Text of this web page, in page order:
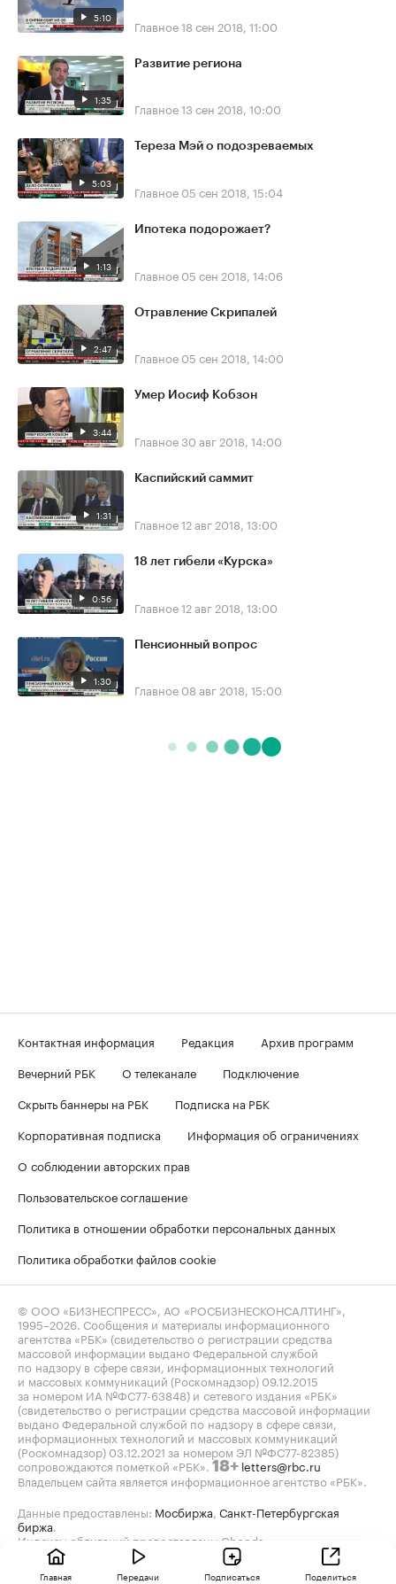
5:10 Главное18 сен 2018, 11:00
1:35
Развитие региона
Главное13 сен 2018, 10:00
5:03
Тереза Мэй о подозреваемых
Главное 05 сен 2018, 15:04
1:13
Ипотека подорожает?
Главное 05 сен 2018, 14:06
2:47
Отравление Скрипалей
Главное 05 сен 2018, 14:00
3:44
Умер Иосиф Кобзон
Главное30 авг 2018, 14:00
1:31
Каспийский саммит
Главное12 авг 2018, 13:00
0:56
18 лет гибели «Курска»
Главное12 авг 2018, 13:00
1:30
Пенсионный вопрос
Главное 08 авг 2018, 15:00
Контактная информация Редакция
Архив программ
Вечерний РБК
О телеканале
Подключение
Скрыть баннеры на РБК
Подписка на РБК
Корпоративная подписка
Информация об ограничениях
О соблюдении авторских прав
Пользовательское соглашение
Политика в отношении обработки персональных данных
Политика обработки файлов cookie
© ООО «БИЗНЕСПРЕСС», АО «РОСБИЗНЕСКОНСАЛТИНГ»,
1995–2026. Сообщения и материалы информационного
агентства «РБК» (свидетельство о регистрации средства
массовой информации выдано Федеральной службой
по надзору в сфере связи, информационных технологий
и массовых коммуникаций (Роскомнадзор) 09.12.2015
за номером ИА №ФС77-63848) и сетевого издания «РБК»
(свидетельство о регистрации средства массовой информации
выдано Федеральной службой по надзору в сфере связи,
информационных технологий и массовых коммуникаций
(Роскомнадзор) 03.12.2021 за номером ЭЛ №ФС77-82385)
сопровождаются пометкой «РБК». 18+ letters@rbc.ru
Владельцем сайта является информационное агентство «РБК».
Данные предоставлены: Мосбиржа, Санкт-Петербургская
биржа.
Индексы облигаций предоставлены Cbonds.
Главная Передачи Подписаться Поделиться